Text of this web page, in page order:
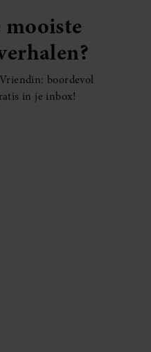
mooiste
boordevol
in je inbox!